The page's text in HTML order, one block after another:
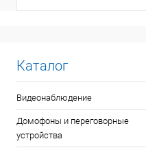
Каталог
Видеонаблюдение
Домофоны и переговорные
устройства